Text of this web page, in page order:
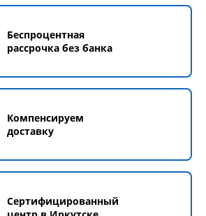
Беспроцентная
рассрочка без банка
Компенсируем
доставку
Сертифицированный